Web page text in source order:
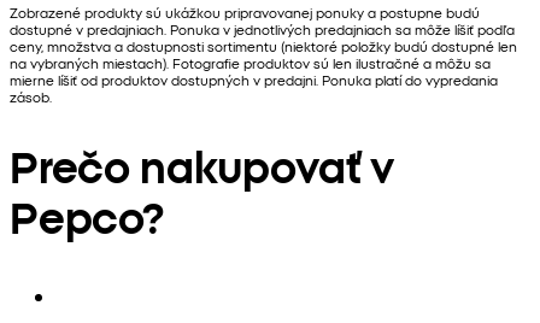
Zobrazené produkty sú ukážkou pripravovanej ponuky a postupne budú
dostupné v predajniach. Ponuka v jednotlivých predajniach sa môže líšiť podľa
ceny, množstva a dostupnosti sortimentu (niektoré položky budú dostupné len
na vybraných miestach). Fotografie produktov sú len ilustračné a môžu sa
mierne líšiť od produktov dostupných v predajni. Ponuka platí do vypredania
zásob.
Prečo nakupovať v
Pepco?